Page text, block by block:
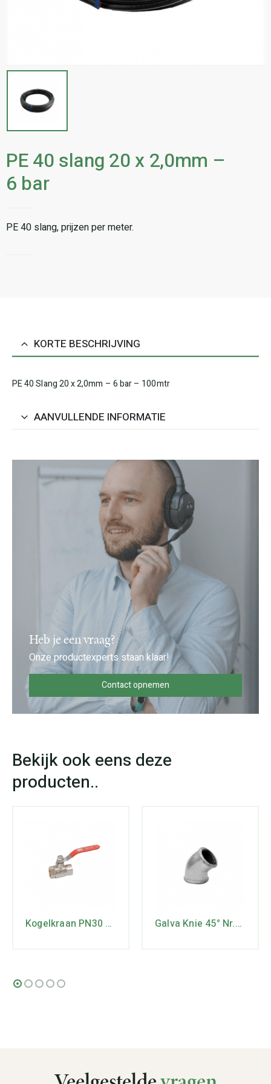
PE 40 slang 20 x 2,0mm –
6 bar
PE 40 slang, prijzen per meter.
KORTE BESCHRIJVING
PE 40 Slang 20 x 2,0mm – 6 bar – 100mtr
AANVULLENDE INFORMATIE
Heb je een vraag?
Onze productexperts staan klaar!
Contact opnemen
Kogelkraan PN30 RVS hendel 2x 1″ binnendraad Galva Knie 45° Nr.120